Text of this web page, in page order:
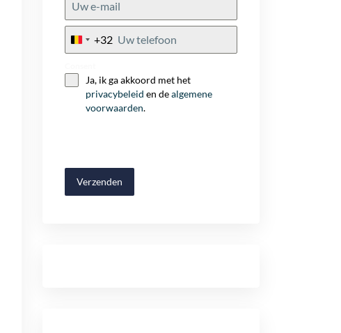
Belgium
+32
Ja, ik ga akkoord met het
privacybeleid en dealgemene
voorwaarden.
Verzenden